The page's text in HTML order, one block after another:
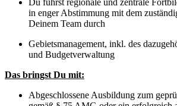
in enger Abstimmung mit dem
Deinem Team durch
Gebietsmanagement, inkl. des
und Budgetverwaltung
Das bringst Du mit:
Abgeschlossene Ausbildung zum